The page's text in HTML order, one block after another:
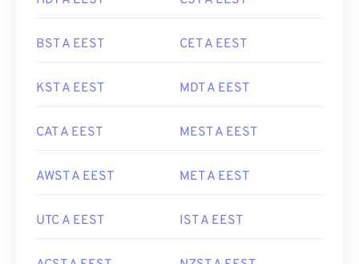
BST A EEST CET A EEST
KST A EEST MDT A EEST
CAT A EEST MEST A EEST
AWST A EEST MET A EEST
UTC A EEST IST A EEST